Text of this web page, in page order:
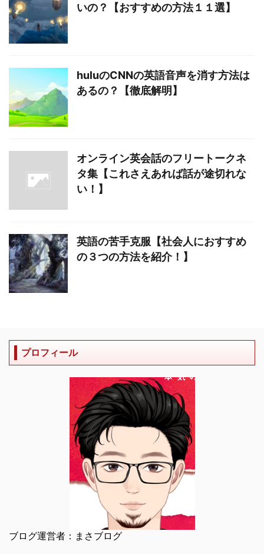
いの？【おすすめの方法１１選】
huluのCNNの英語音声を消す方法は
あるの？【徹底解明】
オンライン英会話のフリートークネ
タ集【これさえあれば話が途切れな
い！】
英語の苦手克服【社会人におすすめ
の３つの方法を紹介！】
プロフィール
ブログ運営者：まさブログ